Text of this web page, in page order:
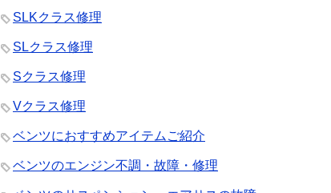
SLKクラス修理
SLクラス修理
Sクラス修理
Vクラス修理
ベンツにおすすめアイテムご紹介
ベンツのエンジン不調・故障・修理